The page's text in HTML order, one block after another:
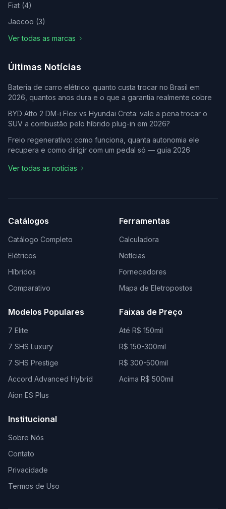
Fiat (4)
Jaecoo (3)
Ver todas as marcas
Últimas Notícias
Bateria de carro elétrico: quanto custa trocar no Brasil em
2026, quantos anos dura e o que a garantia realmente cobre
BYD Atto 2 DM-i Flex vs Hyundai Creta: vale a pena trocar o
SUV a combustão pelo híbrido plug-in em 2026?
Freio regenerativo: como funciona, quanta autonomia ele
recupera e como dirigir com um pedal só — guia 2026
Ver todas as notícias
Catálogos
Catálogo Completo
Elétricos
Híbridos
Comparativo
Ferramentas
Calculadora
Notícias
Fornecedores
Mapa de Eletropostos
Modelos Populares
7 Elite
7 SHS Luxury
7 SHS Prestige
Accord Advanced Hybrid
Aion ES Plus
Faixas de Preço
Até R$ 150mil
R$ 150-300mil
R$ 300-500mil
Acima R$ 500mil
Institucional
Sobre Nós
Contato
Privacidade
Termos de Uso